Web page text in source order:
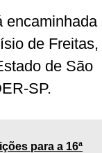
encaminhada
de Freitas,
de São
SP.
para a 16ª